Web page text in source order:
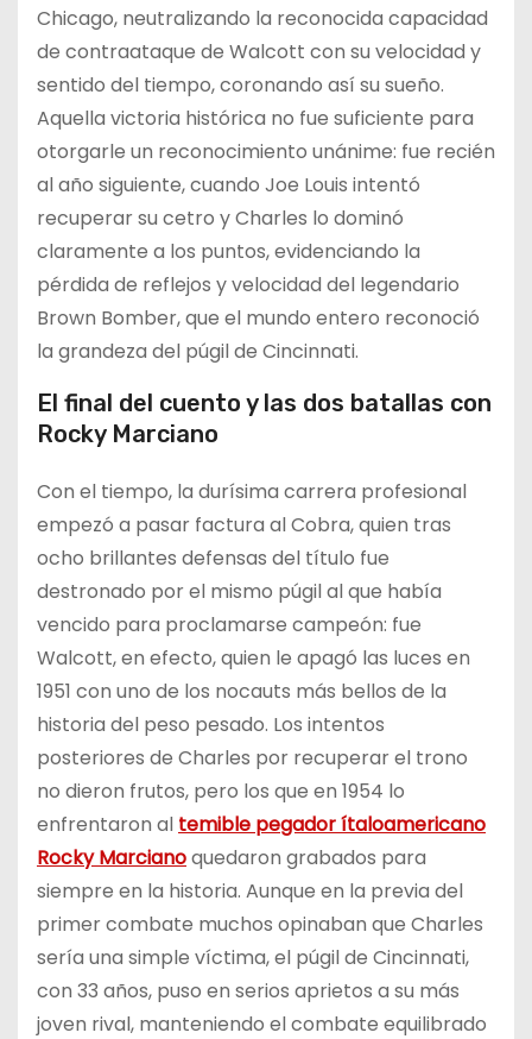
Chicago, neutralizando la reconocida capacidad
de contraataque de Walcott con su velocidad y
sentido del tiempo, coronando así su sueño.
Aquella victoria histórica no fue suficiente para
otorgarle un reconocimiento unánime: fue recién
al año siguiente, cuando Joe Louis intentó
recuperar su cetro y Charles lo dominó
claramente a los puntos, evidenciando la
pérdida de reflejos y velocidad del legendario
Brown Bomber, que el mundo entero reconoció
la grandeza del púgil de Cincinnati.
El final del cuento y las dos batallas con
Rocky Marciano
Con el tiempo, la durísima carrera profesional
empezó a pasar factura al Cobra, quien tras
ocho brillantes defensas del título fue
destronado por el mismo púgil al que había
vencido para proclamarse campeón: fue
Walcott, en efecto, quien le apagó las luces en
1951 con uno de los nocauts más bellos de la
historia del peso pesado. Los intentos
posteriores de Charles por recuperar el trono
no dieron frutos, pero los que en 1954 lo
enfrentaron al temible pegador ítaloamericano
Rocky Marcianoquedaron grabados para
siempre en la historia. Aunque en la previa del
primer combate muchos opinaban que Charles
sería una simple víctima, el púgil de Cincinnati,
con 33 años, puso en serios aprietos a su más
joven rival, manteniendo el combate equilibrado